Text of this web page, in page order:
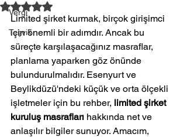
Vergi
Teşvik
5 üzerinden NaN yıldız
Limited şirket kurmak, birçok girişimci
için önemli bir adımdır. Ancak bu
süreçte karşılaşacağınız masraflar,
planlama yaparken göz önünde
bulundurulmalıdır. Esenyurt ve
Beylikdüzü'ndeki küçük ve orta ölçekli
işletmeler için bu rehber, limited şirket
kuruluş masrafları hakkında net ve
anlaşılır bilgiler sunuyor. Amacım,